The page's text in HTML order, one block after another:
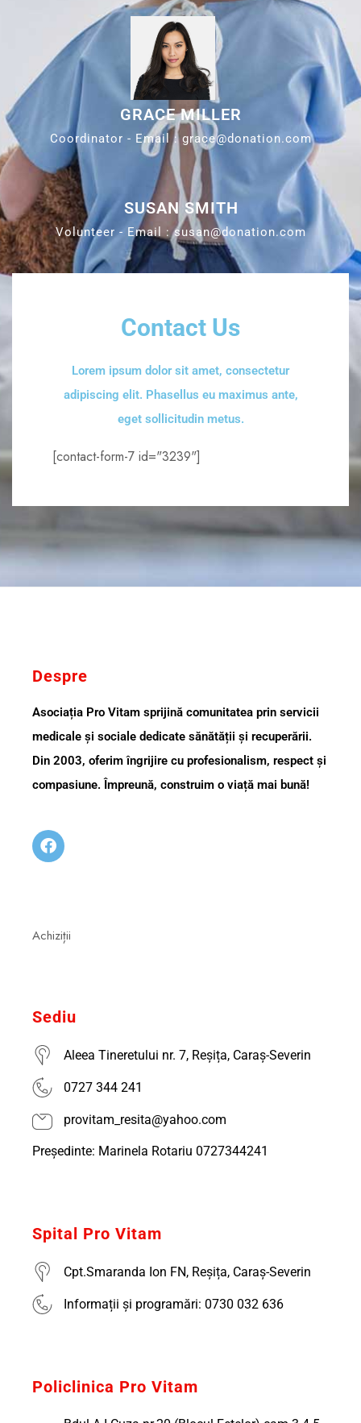
GRACE MILLER
Coordinator - Email : grace@donation.com
SUSAN SMITH
Volunteer - Email : susan@donation.com
Contact Us
Lorem ipsum dolor sit amet, consectetur
adipiscing elit. Phasellus eu maximus ante,
eget sollicitudin metus.
[contact-form-7 id="3239"]
Despre
Asociația Pro Vitam sprijină comunitatea prin servicii
medicale și sociale dedicate sănătății și recuperării.
Din 2003, oferim îngrijire cu profesionalism, respect și
compasiune. Împreună, construim o viață mai bună!
Achiziții
Sediu
Aleea Tineretului nr. 7, Reșița, Caraș-Severin
0727 344 241
provitam_resita@yahoo.com
Președinte: Marinela Rotariu 0727344241
Spital Pro Vitam
Cpt.Smaranda Ion FN, Reșița, Caraș-Severin
Informații și programări: 0730 032 636
Policlinica Pro Vitam